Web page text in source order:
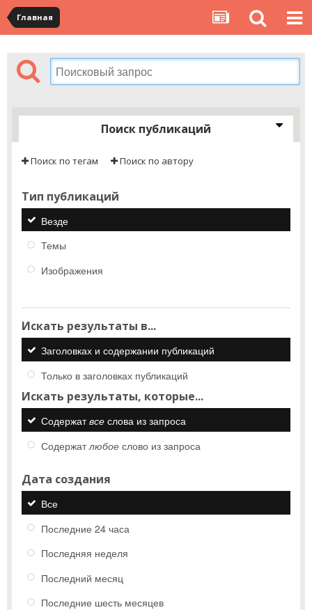
Главная
Поиск публикаций
Поиск по тегам Поиск по автору
Тип публикаций
Везде
Темы
Изображения
Искать результаты в...
Заголовках и содержании публикаций
Только в заголовках публикаций
Искать результаты, которые...
Содержатвсе слова из запроса
Содержатлюбое слово из запроса
Дата создания
Все
Последние 24 часа
Последняя неделя
Последний месяц
Последние шесть месяцев